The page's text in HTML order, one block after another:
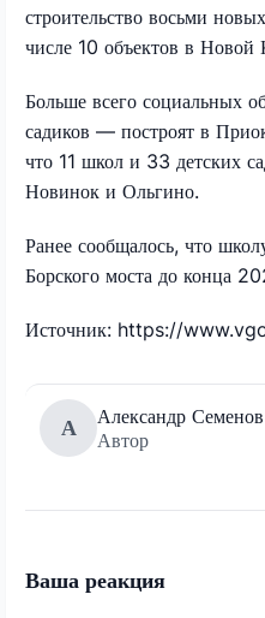
строительство восьми
числе 10 объектов в Новой
Больше всего социальных
садиков — построят в
что 11 школ и 33 детских
Новинок и Ольгино.
Ранее сообщалось, что
Борского моста до конца
Источник: https://
А
Александр Семенов
Автор
Ваша реакция